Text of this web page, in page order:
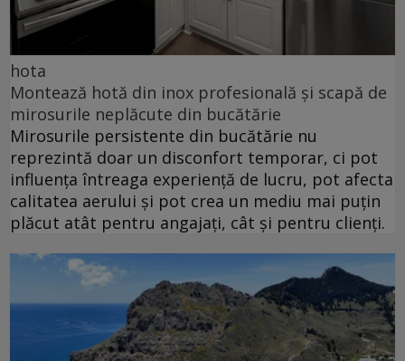
hota
Montează hotă din inox profesională și scapă de
mirosurile neplăcute din bucătărie
Mirosurile persistente din bucătărie nu
reprezintă doar un disconfort temporar, ci pot
influența întreaga experiență de lucru, pot afecta
calitatea aerului și pot crea un mediu mai puțin
plăcut atât pentru angajați, cât și pentru clienți.